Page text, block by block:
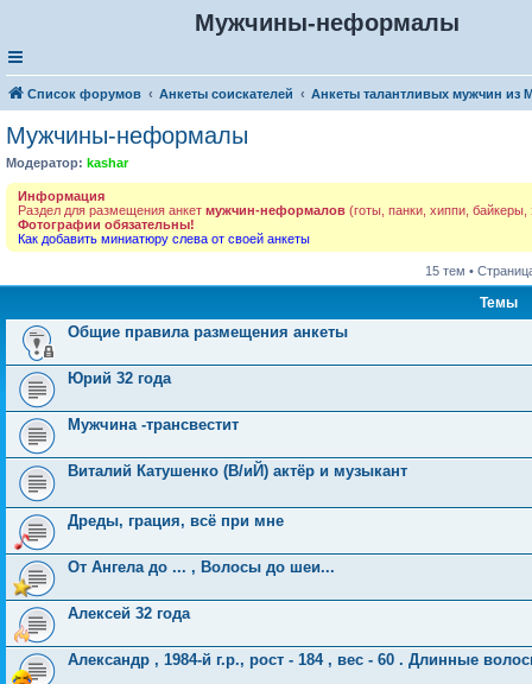
Мужчины-неформалы
Список форумов Анкеты соискателей Анкеты талантливых мужчин из
Мужчины-неформалы
Модератор: kashar
Информация
Раздел для размещения анкет мужчин-неформалов (готы, панки, хиппи,
Фотографии обязательны!
Как добавить миниатюру слева от своей анкеты
15 тем •
Темы
Общие правила размещения анкеты
Юрий 32 года
Мужчина -трансвестит
Виталий Катушенко (В/иЙ) актёр и музыкант
Дреды, грация, всё при мне
От Ангела до ... , Волосы до шеи...
Алексей 32 года
Александр , 1984-й г.р., рост - 184 , вес - 60 . Длинные